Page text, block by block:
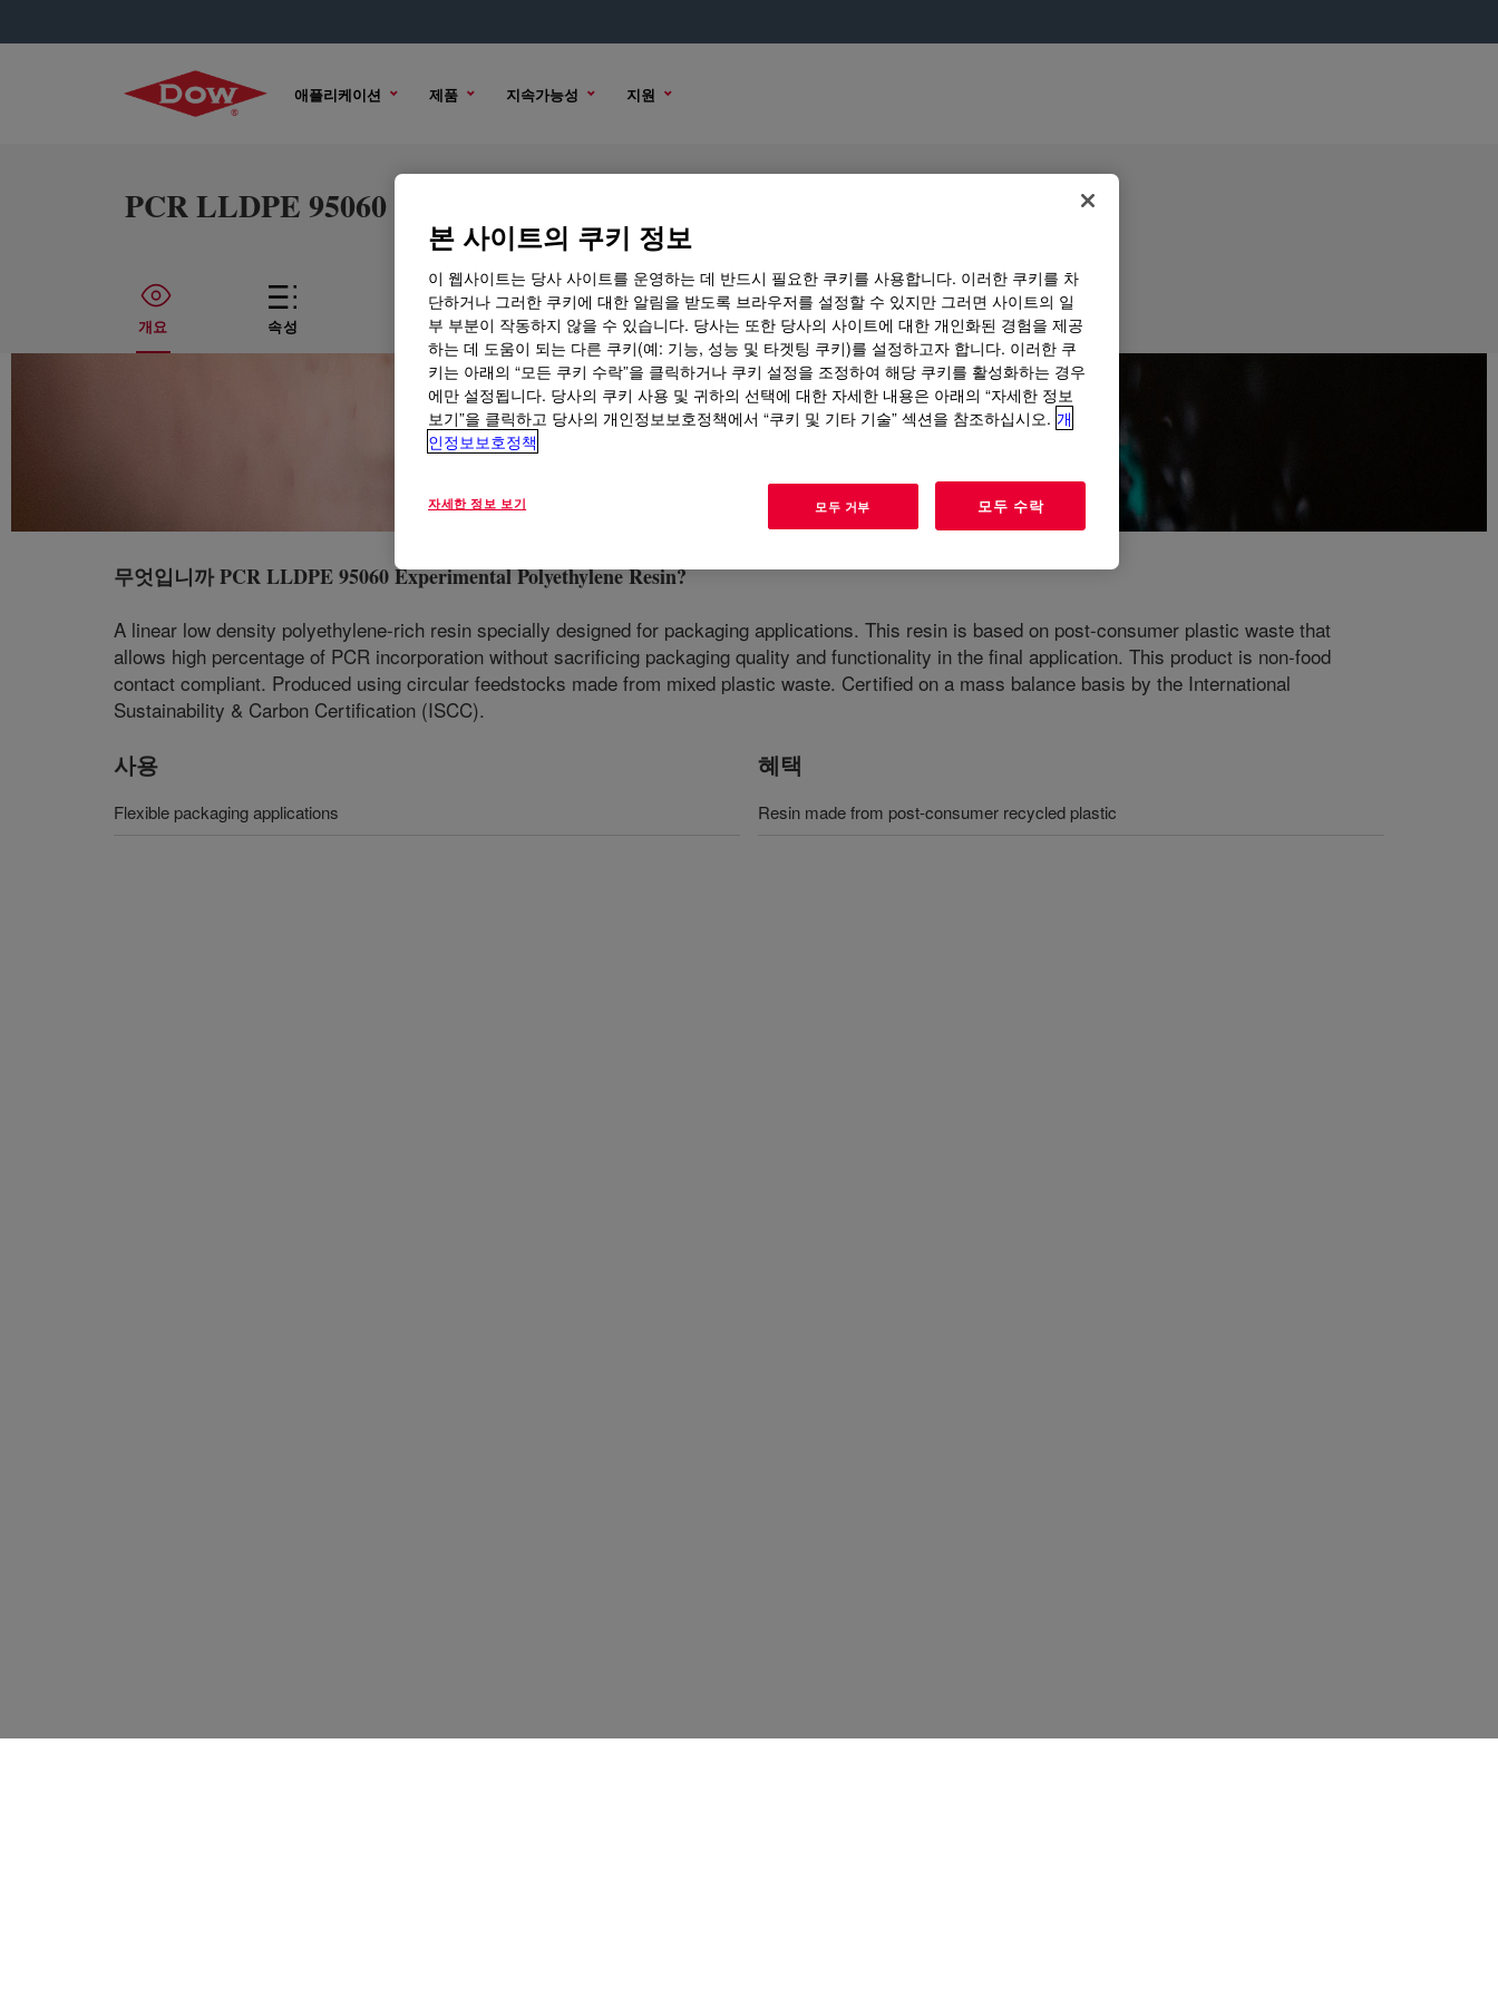
애플리케이션 제품 지속가능성 지원
PCR LLDPE 95060 Experimental Polyethylene Resin
개요 속성 기술적인 내용 샘플 옵션 구매 옵션
무엇입니까PCR LLDPE 95060 Experimental Polyethylene Resin?
A linear low density polyethylene-rich resin specially designed for packaging applications. This resin is based on post-consumer plastic waste that
allows high percentage of PCR incorporation without sacrificing packaging quality and functionality in the final application. This product is non-food
contact compliant. Produced using circular feedstocks made from mixed plastic waste. Certified on a mass balance basis by the International
Sustainability & Carbon Certification (ISCC).
사용
Flexible packaging applications
혜택
Resin made from post-consumer recycled plastic
본 사이트의 쿠키 정보
이 웹사이트는 당사 사이트를 운영하는 데 반드시 필요한 쿠키를 사용합니다. 이러한 쿠키를 차
단하거나 그러한 쿠키에 대한 알림을 받도록 브라우저를 설정할 수 있지만 그러면 사이트의 일
부 부분이 작동하지 않을 수 있습니다. 당사는 또한 당사의 사이트에 대한 개인화된 경험을 제공
하는 데 도움이 되는 다른 쿠키(예: 기능, 성능 및 타겟팅 쿠키)를 설정하고자 합니다. 이러한 쿠
키는 아래의 “모든 쿠키 수락”을 클릭하거나 쿠키 설정을 조정하여 해당 쿠키를 활성화하는 경우
에만 설정됩니다. 당사의 쿠키 사용 및 귀하의 선택에 대한 자세한 내용은 아래의 “자세한 정보
보기”을 클릭하고 당사의 개인정보보호정책에서 “쿠키 및 기타 기술” 섹션을 참조하십시오. 개
인정보보호정책
자세한 정보 보기 모두 거부 모두 수락